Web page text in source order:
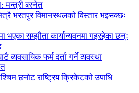
मन्त्री बस्नेत
भरतपुर विमानस्थलको विस्तार भइसक्छः
भएका सम्झौता कार्यान्यवनमा गइरहेका छन्ः
व्यवसायिक फर्म दर्ता गर्ने व्यवस्था
छनोट राष्ट्रिय क्रिकेटको उपाधि